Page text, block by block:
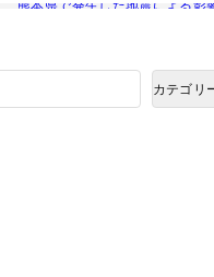
熊本県で発生した地震による影
カテゴリ